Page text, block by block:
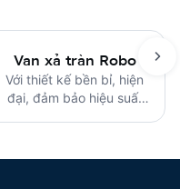
Van xả tràn Robo
Với thiết kế bền bỉ, hiện
đại, đảm bảo hiệu suất